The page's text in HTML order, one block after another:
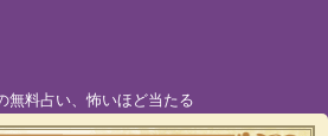
無料占い、怖いほど当たる